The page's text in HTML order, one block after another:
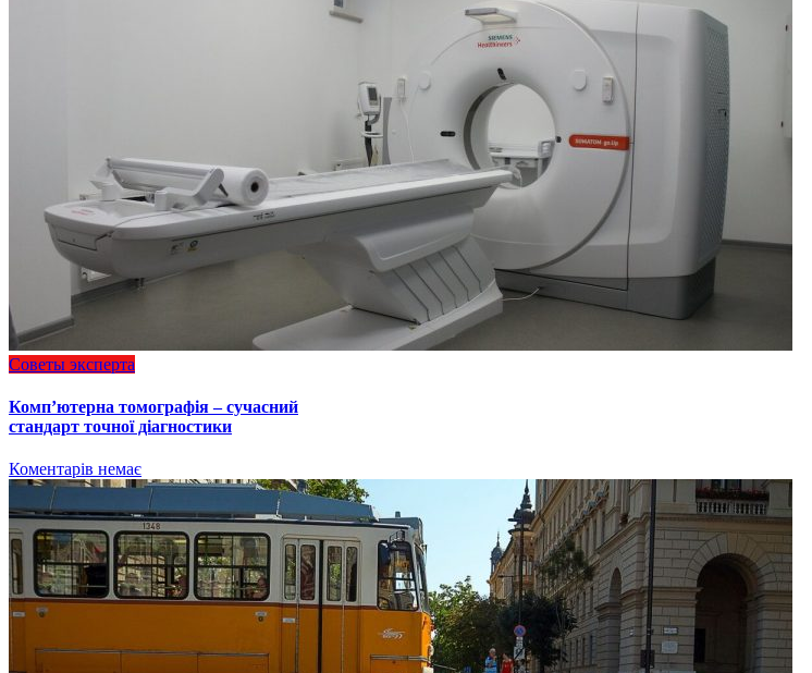
Советы эксперта
Комп’ютерна томографія – сучасний
стандарт точної діагностики
Коментарів немає